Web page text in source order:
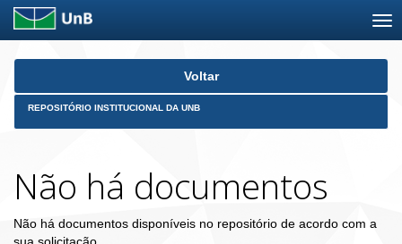
Skip
Voltar
REPOSITÓRIO INSTITUCIONAL DA UNB
Não há documentos
Não há documentos disponíveis no repositório de acordo com a
sua solicitação.